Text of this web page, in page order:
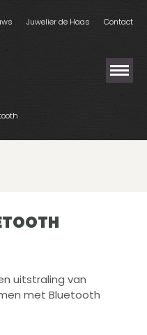
Juwelier de Haas Contact
uitstraling van
met Bluetooth